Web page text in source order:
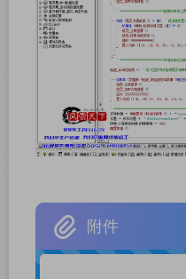
附件